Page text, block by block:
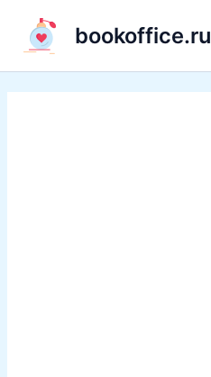
содержимому
bookoffice.ru